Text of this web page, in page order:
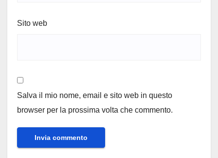
Sito web
Salva il mio nome, email e sito web in questo
browser per la prossima volta che commento.